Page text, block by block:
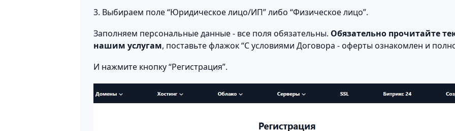
3. Выбираем поле “Юридическое лицо/ИП” либо “Физическое лицо”.
Заполняем персональные данные - все поля обязательны. Обязательно прочитайте
нашим услугам, поставьте флажок “С условиями Договора - оферты ознакомлен и
И нажмите кнопку “Регистрация”.